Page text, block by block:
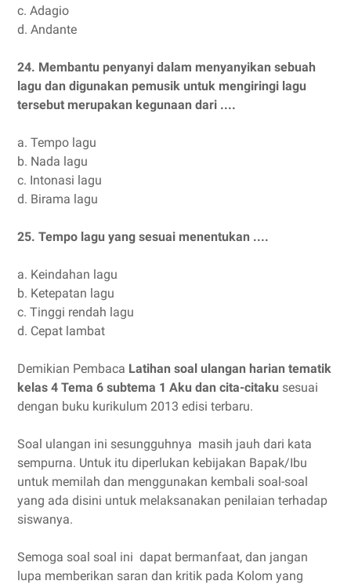
c. Adagio
d. Andante
24. Membantu penyanyi dalam menyanyikan sebuah
lagu dan digunakan pemusik untuk mengiringi lagu
tersebut merupakan kegunaan dari ....
a. Tempo lagu
b. Nada lagu
c. Intonasi lagu
d. Birama lagu
25. Tempo lagu yang sesuai menentukan ....
a. Keindahan lagu
b. Ketepatan lagu
c. Tinggi rendah lagu
d. Cepat lambat
Demikian Pembaca Latihan soal ulangan harian tematik
kelas 4 Tema 6 subtema 1 Aku dan cita-citaku sesuai
dengan buku kurikulum 2013 edisi terbaru.
Soal ulangan ini sesungguhnya masih jauh dari kata
sempurna. Untuk itu diperlukan kebijakan Bapak/Ibu
untuk memilah dan menggunakan kembali soal-soal
yang ada disini untuk melaksanakan penilaian terhadap
siswanya.
Semoga soal soal ini dapat bermanfaat, dan jangan
lupa memberikan saran dan kritik pada Kolom yang